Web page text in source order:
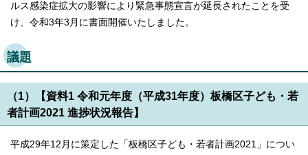
ルス感染症拡大の影響により緊急事態宣言が延長されたことを受
け、令和3年3月に書面開催いたしました。
議題
（1）【資料1 令和元年度（平成31年度）板橋区子ども・若
者計画2021 進捗状況報告】
平成29年12月に策定した「板橋区子ども・若者計画2021」につい